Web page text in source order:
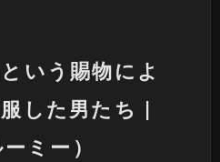
いう賜物によ
した男たち |
ミー）